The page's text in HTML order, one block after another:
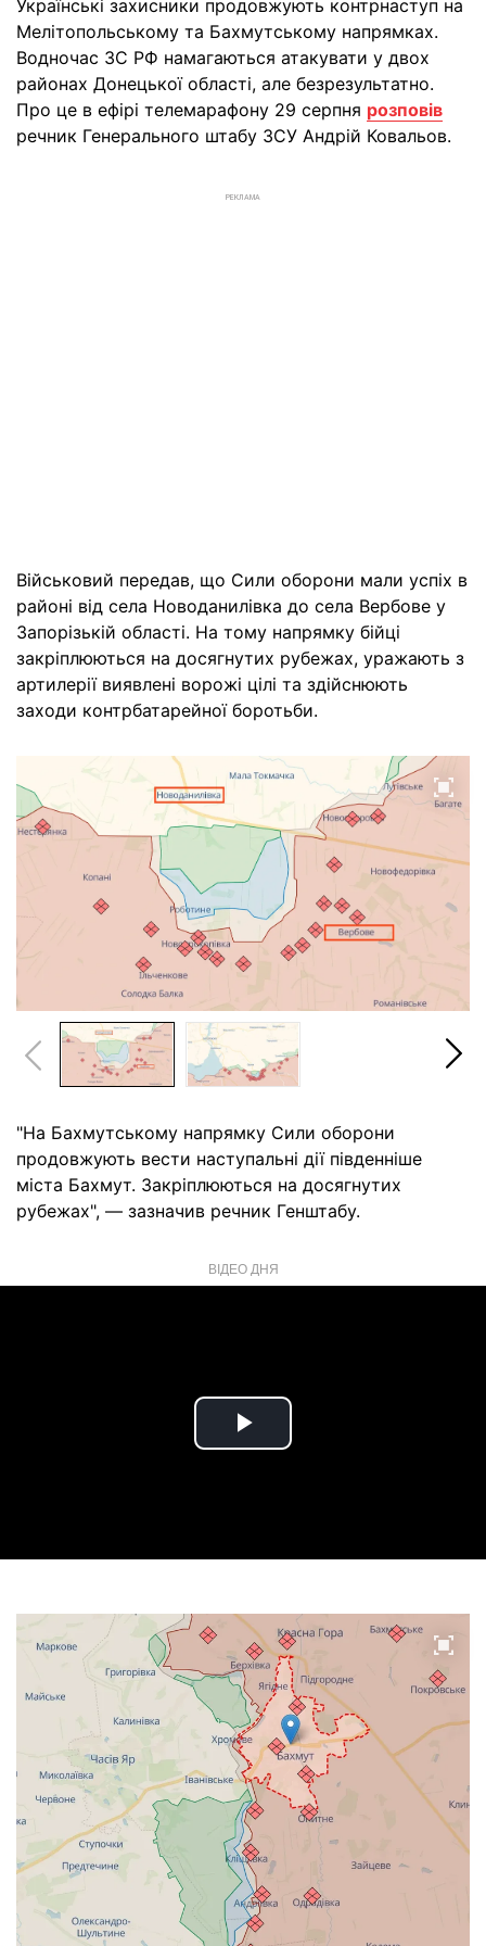
Українські захисники продовжують контрнаступ на
Мелітопольському та Бахмутському напрямках.
Водночас ЗС РФ намагаються атакувати у двох
районах Донецької області, але безрезультатно.
Про це в ефірі телемарафону 29 серпня розповів
речник Генерального штабу ЗСУ Андрій Ковальов.
РЕКЛАМА
Військовий передав, що Сили оборони мали успіх в
районі від села Новоданилівка до села Вербове у
Запорізькій області. На тому напрямку бійці
закріплюються на досягнутих рубежах, уражають з
артилерії виявлені ворожі цілі та здійснюють
заходи контрбатарейної боротьби.
"На Бахмутському напрямку Сили оборони
продовжують вести наступальні дії південніше
міста Бахмут. Закріплюються на досягнутих
рубежах", — зазначив речник Генштабу.
ВІДЕО ДНЯ
Play